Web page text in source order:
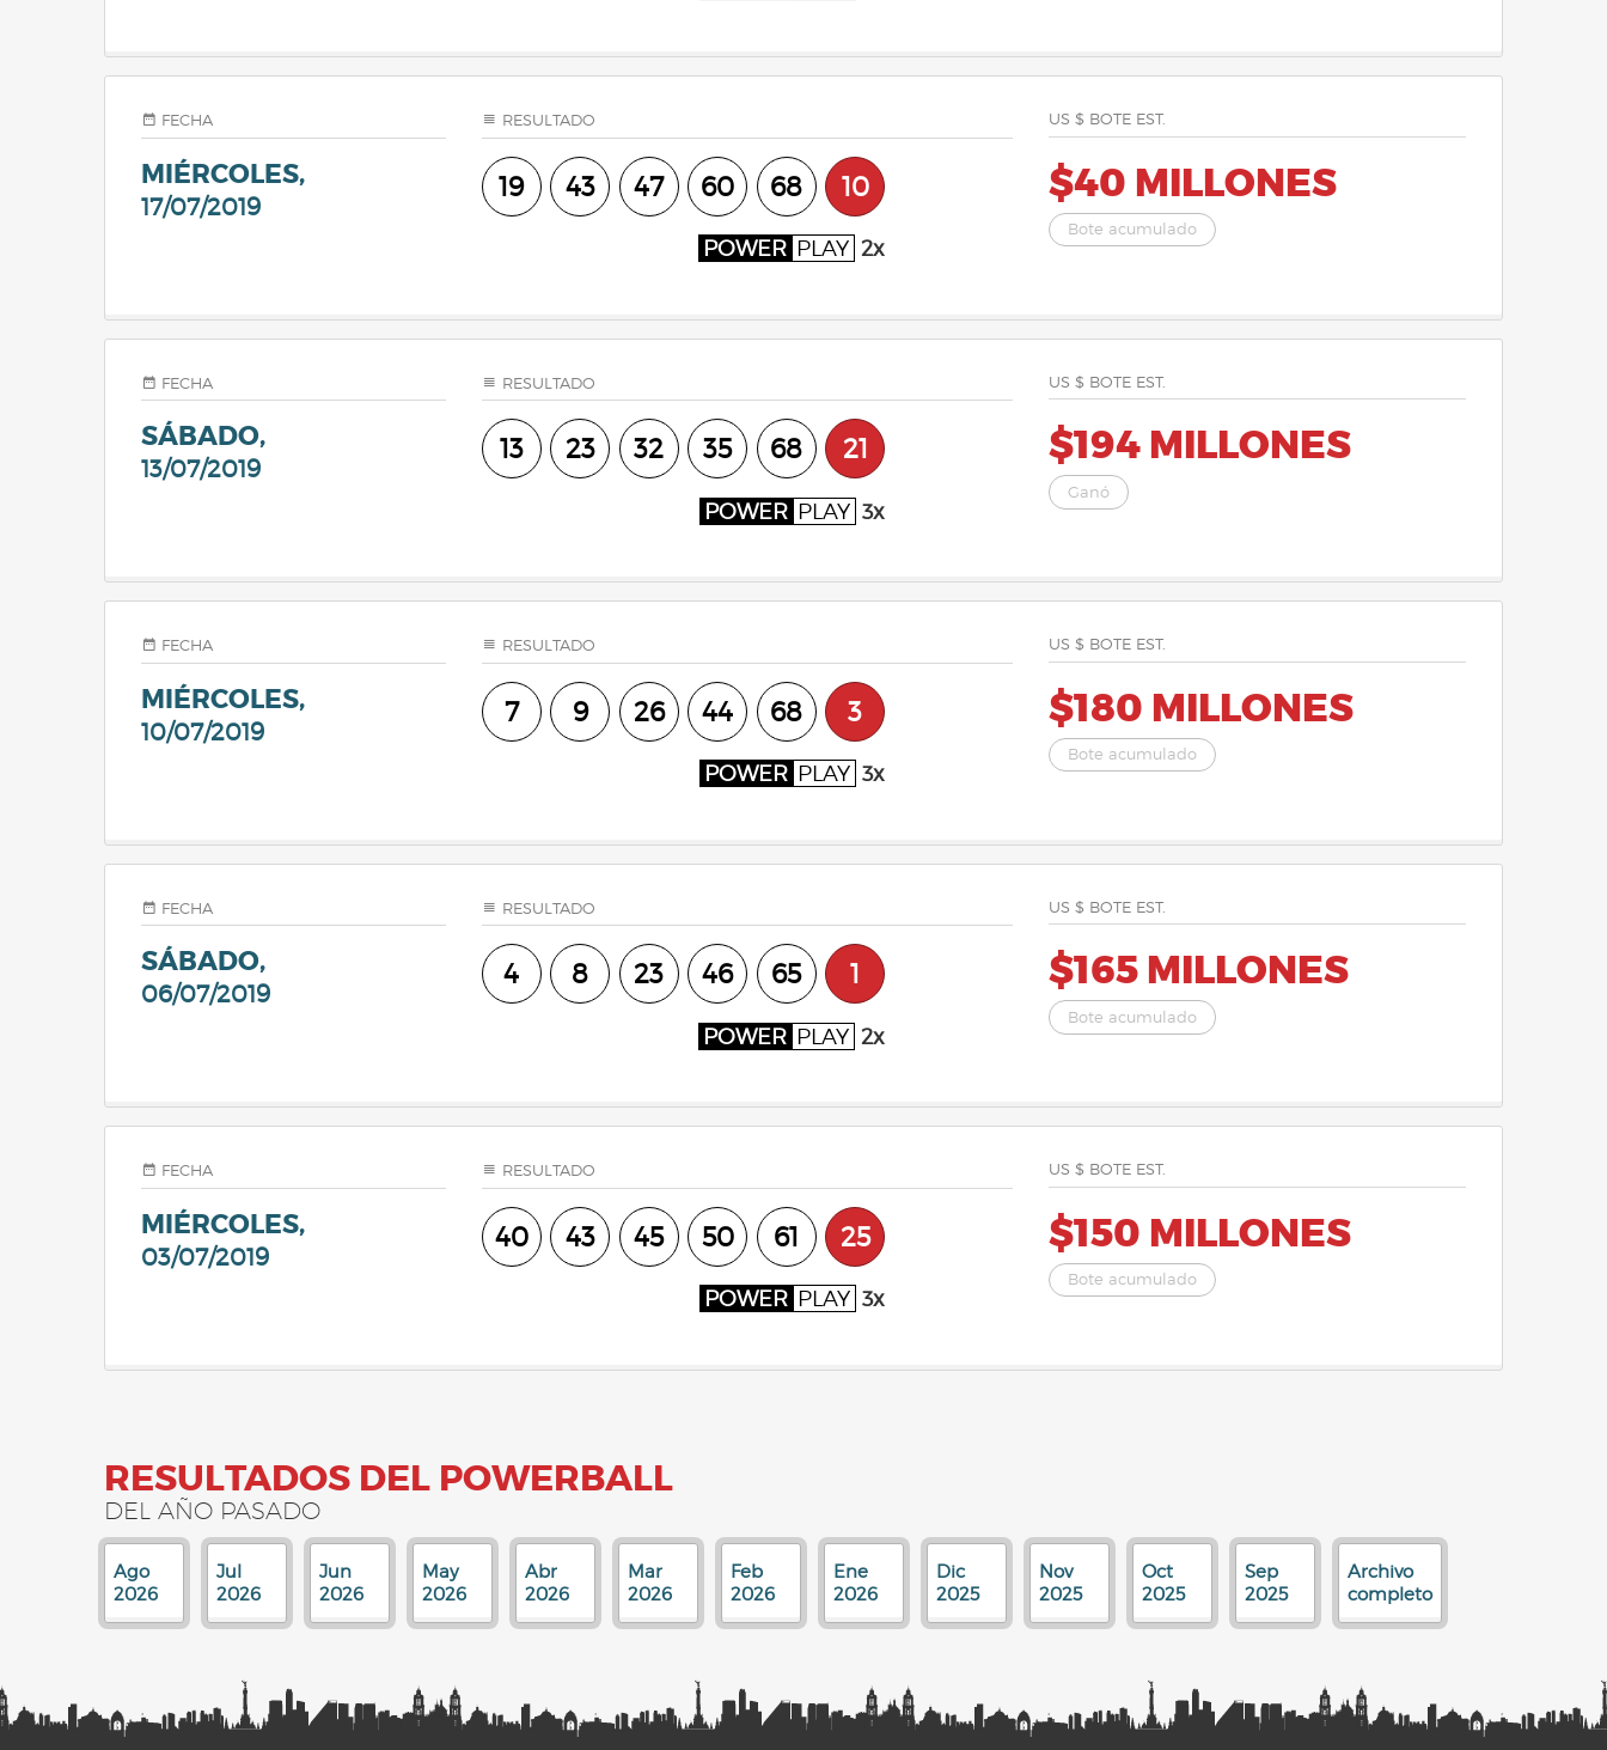
FECHA
MIÉRCOLES,
17/07/2019
RESULTADO
19 43 47 60 68 10
POWER PLAY 2x
US $ BOTE EST.
$40 MILLONES
Bote acumulado
FECHA
SÁBADO,
13/07/2019
RESULTADO
13 23 32 35 68 21
POWER PLAY 3x
US $ BOTE EST.
$194 MILLONES
Ganó
FECHA
MIÉRCOLES,
10/07/2019
RESULTADO
7 9 26 44 68 3
POWER PLAY 3x
US $ BOTE EST.
$180 MILLONES
Bote acumulado
FECHA
SÁBADO,
06/07/2019
RESULTADO
4 8 23 46 65 1
POWER PLAY 2x
US $ BOTE EST.
$165 MILLONES
Bote acumulado
FECHA
MIÉRCOLES,
03/07/2019
RESULTADO
40 43 45 50 61 25
POWER PLAY 3x
US $ BOTE EST.
$150 MILLONES
Bote acumulado
RESULTADOS DEL POWERBALL
DEL AÑO PASADO
Ago
2026
Jul
2026
Jun
2026
May
2026
Abr
2026
Mar
2026
Feb
2026
Ene
2026
Dic
2025
Nov
2025
Oct
2025
Sep
2025
Archivo
completo